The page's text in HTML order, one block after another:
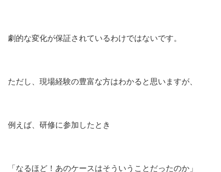
劇的な変化が保証されているわけではないです。
ただし、現場経験の豊富な方はわかると思いますが、
例えば、研修に参加したとき
「なるほど！あのケースはそういうことだったのか」